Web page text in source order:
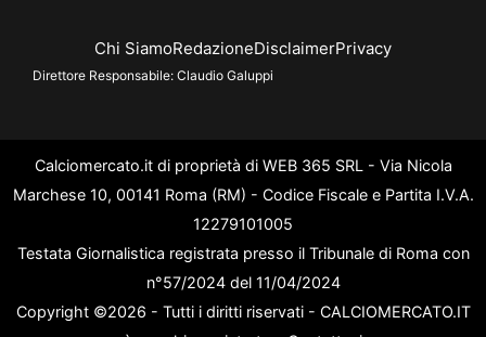
Chi SiamoRedazioneDisclaimerPrivacy
Direttore Responsabile: Claudio Galuppi
Calciomercato.it di proprietà di WEB 365 SRL - Via Nicola
Marchese 10, 00141 Roma (RM) - Codice Fiscale e Partita I.V.A.
12279101005
Testata Giornalistica registrata presso il Tribunale di Roma con
n°57/2024 del 11/04/2024
Copyright ©2026 - Tutti i diritti riservati - CALCIOMERCATO.IT